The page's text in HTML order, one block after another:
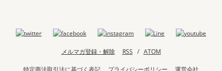
メルマガ登録・解除 RSS / ATOM
特定商法取引法に基づく表記 プライバシーポリシー 運営会社